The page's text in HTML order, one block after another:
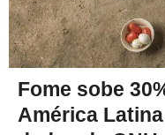
Fome sobe
América